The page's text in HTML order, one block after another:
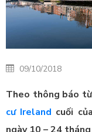
09/10/2018
Theo thông báo
cư Ireland cuối
ngày 10 – 24